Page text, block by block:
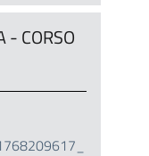
- CORSO